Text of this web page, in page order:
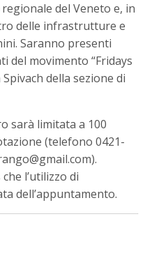
del Veneto e, in
delle infrastrutture e
Saranno presenti
del movimento “Fridays
della sezione di
sarà limitata a 100
(telefono 0421-
l’utilizzo di
dell’appuntamento.